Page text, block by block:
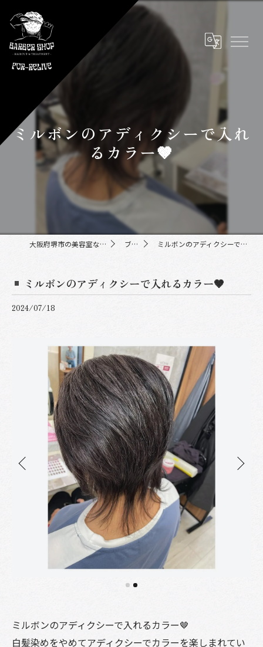
ミルボンのアディクシーで入れ
るカラー🤎
大阪府堺市の美容室ならFor-Relive ブログ ミルボンのアディクシーで入れるカラー🤎
ミルボンのアディクシーで入れるカラー🤎
2024/07/18
ミルボンのアディクシーで入れるカラー🤎
白髪染めをやめてアディクシーでカラーを楽しまれてい